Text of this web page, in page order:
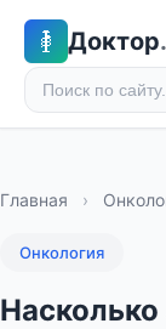
Доктор
Главная ›
Онкология
Насколько